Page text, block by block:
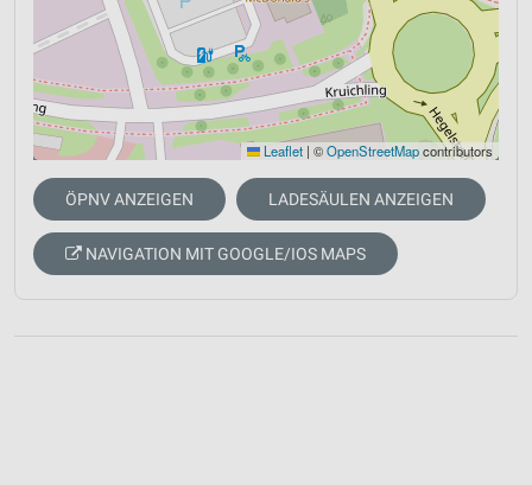
Leaflet | ©OpenStreetMapcontributors
ÖPNV ANZEIGEN LADESÄULEN ANZEIGEN
NAVIGATION MIT GOOGLE/IOS MAPS